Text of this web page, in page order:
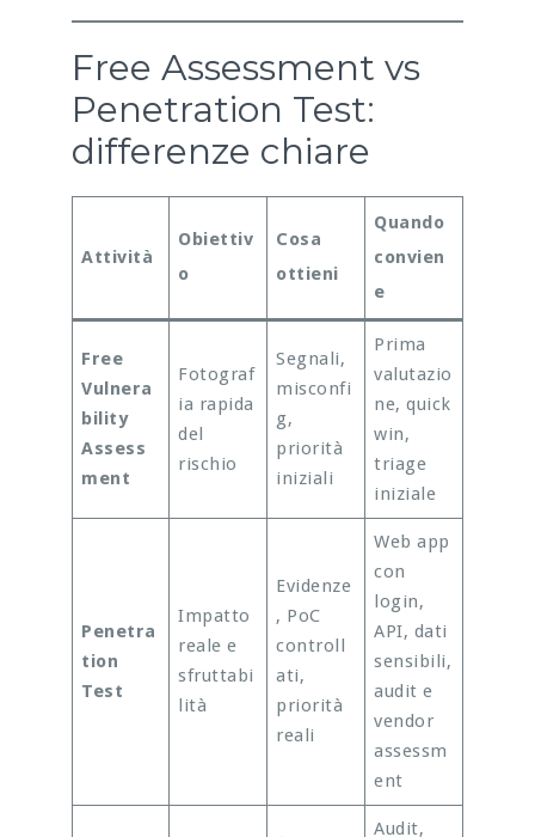
Free Assessment vs
Penetration Test:
differenze chiare
Attività
Obiettiv
o
Cosa
ottieni
Quando
convien
e
Free
Vulnera
bility
Assess
ment
Fotograf
ia rapida
del
rischio
Segnali,
misconfi
g,
priorità
iniziali
Prima
valutazio
ne, quick
win,
triage
iniziale
Penetra
tion
Test
Impatto
reale e
sfruttabi
lità
Evidenze
, PoC
controll
ati,
priorità
reali
Web app
con
login,
API, dati
sensibili,
audit e
vendor
assessm
ent
Audit,